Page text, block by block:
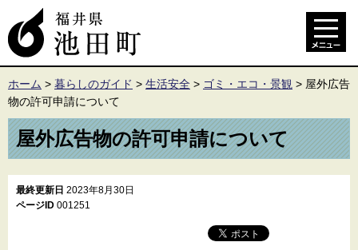
ホーム > 暮らしのガイド > 生活安全 > ゴミ・エコ・景観 > 屋外広告
物の許可申請について
屋外広告物の許可申請について
最終更新日 2023年8月30日
ページID 001251